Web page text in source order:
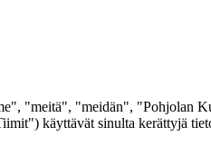
"meitä", "meidän", "Pohjolan
käyttävät sinulta kerättyjä